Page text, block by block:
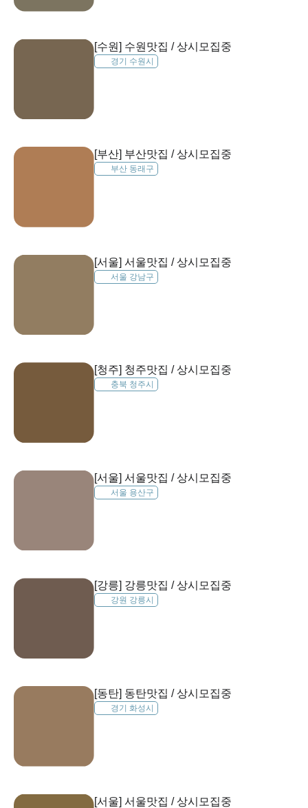
[수원] 수원맛집 / 상시모집중
경기 수원시
[부산] 부산맛집 / 상시모집중
부산 동래구
[서울] 서울맛집 / 상시모집중
서울 강남구
[청주] 청주맛집 / 상시모집중
충북 청주시
[서울] 서울맛집 / 상시모집중
서울 용산구
[강릉] 강릉맛집 / 상시모집중
강원 강릉시
[동탄] 동탄맛집 / 상시모집중
경기 화성시
[서울] 서울맛집 / 상시모집중